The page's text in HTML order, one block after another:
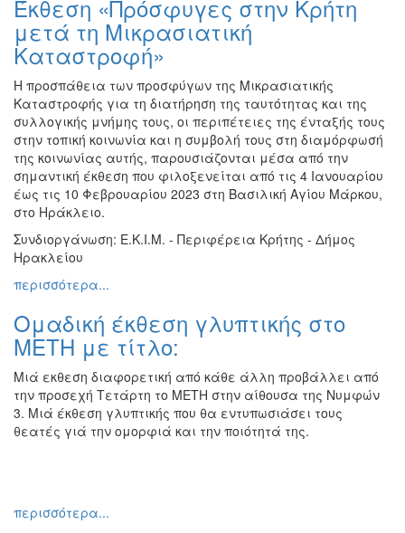
Ζωγραφική
Φωτογραφία
Τραγούδι
Μουσική
Κινηματογράφος
Χορός
Θέατρο
Παζάρι
Ειδών
Συνέδρια
Ημερίδες
Διημερίδες
Σεμινάρια-
Διαλέξεις-
Ομιλίες
Διάφορες
Εκθέσεις
Άλλες
Έκθεση «Πρόσφυγες στην Κρήτη
μετά τη Μικρασιατική
Καταστροφή»
Η προσπάθεια των προσφύγων της Μικρασιατικής
Καταστροφής για τη διατήρηση της ταυτότητας και της
συλλογικής μνήμης τους, οι περιπέτειες της ένταξής τους
στην τοπική κοινωνία και η συμβολή τους στη διαμόρφωσή
της κοινωνίας αυτής, παρουσιάζονται μέσα από την
σημαντική έκθεση που φιλοξενείται από τις 4 Ιανουαρίου
έως τις 10 Φεβρουαρίου 2023 στη Βασιλική Αγίου Μάρκου,
στο Ηράκλειο.
Συνδιοργάνωση: Ε.Κ.Ι.Μ. - Περιφέρεια Κρήτης - Δήμος
Ηρακλείου
περισσότερα...
Ομαδική έκθεση γλυπτικής στο
ΜΕΤΗ με τίτλο:
Μιά εκθεση διαφορετική από κάθε άλλη προβάλλει από
την προσεχή Τετάρτη το ΜΕΤΗ στην αίθουσα της Νυμφών
3. Μιά έκθεση γλυπτικής που θα εντυπωσιάσει τους
θεατές γιά την ομορφιά και την ποιότητά της.
περισσότερα...